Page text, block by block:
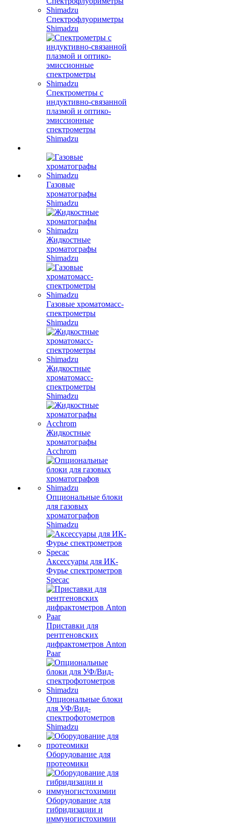
Спектрофлуориметры
Shimadzu
Спектрометры с
индуктивно-связанной
плазмой и оптико-
эмиссионные
спектрометры
Shimadzu
Газовые
хроматографы
Shimadzu
Жидкостные
хроматографы
Shimadzu
Газовые хроматомасс-
спектрометры
Shimadzu
Жидкостные
хроматомасс-
спектрометры
Shimadzu
Жидкостные
хроматографы
Acchrom
Опциональные блоки
для газовых
хроматографов
Shimadzu
Аксессуары для ИК-
Фурье спектрометров
Specac
Приставки для
рентгеновских
дифрактометров Anton
Paar
Опциональные блоки
для УФ/Вид-
спектрофотометров
Shimadzu
Оборудование для
протеомики
Оборудование для
гибридизации и
иммуногистохимии